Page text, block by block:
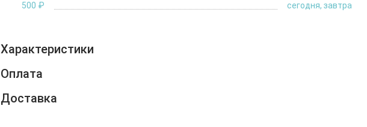
500 ₽ сегодня, завтра
Характеристики
Оплата
Доставка